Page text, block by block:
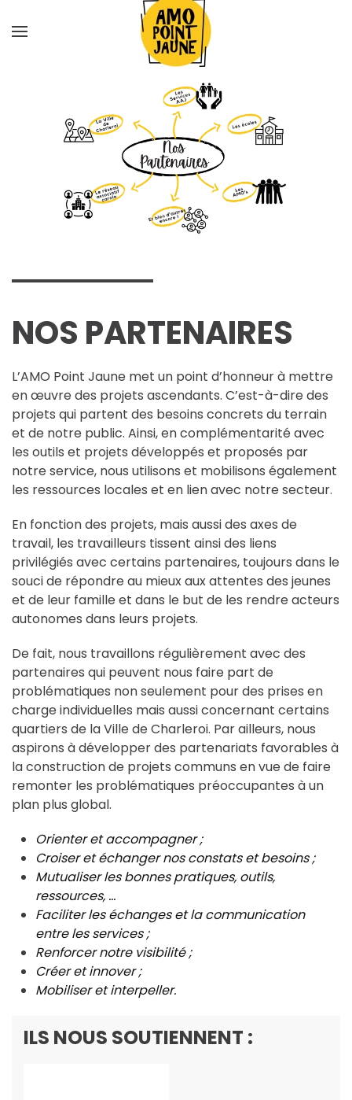
NOS PARTENAIRES
L’AMO Point Jaune met un point d’honneur à mettre
en œuvre des projets ascendants. C’est-à-dire des
projets qui partent des besoins concrets du terrain
et de notre public. Ainsi, en complémentarité avec
les outils et projets développés et proposés par
notre service, nous utilisons et mobilisons également
les ressources locales et en lien avec notre secteur.
En fonction des projets, mais aussi des axes de
travail, les travailleurs tissent ainsi des liens
privilégiés avec certains partenaires, toujours dans le
souci de répondre au mieux aux attentes des jeunes
et de leur famille et dans le but de les rendre acteurs
autonomes dans leurs projets.
De fait, nous travaillons régulièrement avec des
partenaires qui peuvent nous faire part de
problématiques non seulement pour des prises en
charge individuelles mais aussi concernant certains
quartiers de la Ville de Charleroi. Par ailleurs, nous
aspirons à développer des partenariats favorables à
la construction de projets communs en vue de faire
remonter les problématiques préoccupantes à un
plan plus global.
Orienter et accompagner ;
Croiser et échanger nos constats et besoins ;
Mutualiser les bonnes pratiques, outils,
ressources, …
Faciliter les échanges et la communication
entre les services ;
Renforcer notre visibilité ;
Créer et innover ;
Mobiliser et interpeller.
ILS NOUS SOUTIENNENT :